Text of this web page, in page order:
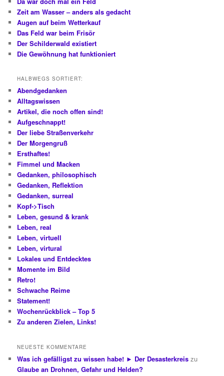
Zeit am Wasser – anders als gedacht
Augen auf beim Wetterkauf
Das Feld war beim Frisör
Der Schilderwald existiert
Die Gewöhnung hat funktioniert
HALBWEGS SORTIERT:
Abendgedanken
Alltagswissen
Artikel, die noch offen sind!
Aufgeschnappt!
Der liebe Straßenverkehr
Der Morgengruß
Ersthaftes!
Fimmel und Macken
Gedanken, philosophisch
Gedanken, Reflektion
Gedanken, surreal
Kopf->Tisch
Leben, gesund & krank
Leben, real
Leben, virtuell
Leben, virtural
Lokales und Entdecktes
Momente im Bild
Retro!
Schwache Reime
Statement!
Wochenrückblick – Top 5
Zu anderen Zielen, Links!
NEUESTE KOMMENTARE
Was ich gefälligst zu wissen habe! ► Der Desasterkreis zu
Glaube an Drohnen, Gefahr und Helden?